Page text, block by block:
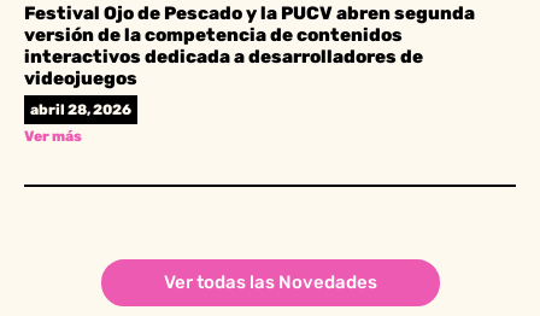
Festival Ojo de Pescado y la PUCV abren segunda
versión de la competencia de contenidos
interactivos dedicada a desarrolladores de
videojuegos
abril 28, 2026
Ver más
Ver todas las Novedades